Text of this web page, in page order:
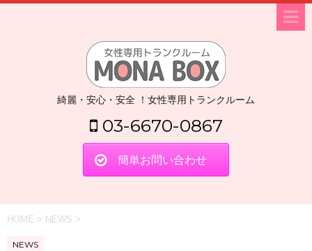
綺麗・安心・安全 ！女性専用トランクルーム
03-6670-0867
簡単お問い合わせ
HOME > NEWS >
NEWS